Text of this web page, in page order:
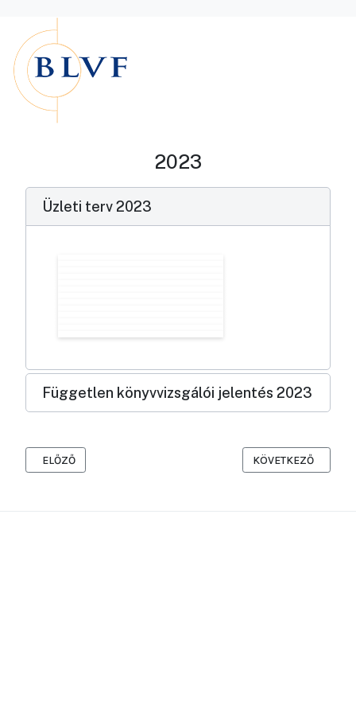
2023
Üzleti terv 2023
Független könyvvizsgálói jelentés 2023
ELŐZŐ CIKK: 2024
ELŐZŐ KÖVETKEZŐ CIKK:
KÖVETKEZŐ